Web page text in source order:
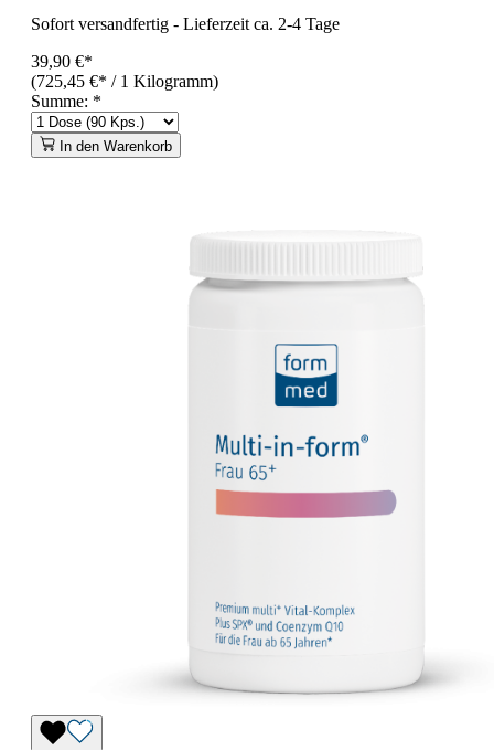
Sofort versandfertig - Lieferzeit ca. 2-4 Tage
39,90 €*
(725,45 €* / 1 Kilogramm)
Summe: *
In den Warenkorb